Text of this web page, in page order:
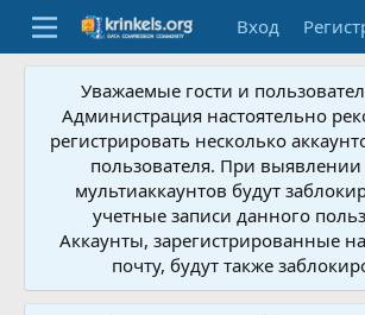
Вход
Уважаемые гости и
Администрация настоятельно
регистрировать несколько
пользователя. При
мультиаккаунтов будут
учетные записи данного
Аккаунты, зарегистрированные
почту, будут также